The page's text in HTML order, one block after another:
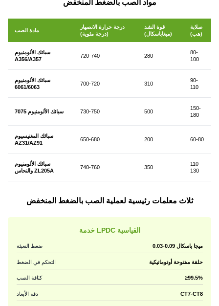
مواد الصب بالضغط المنخفض
مادة الصب
درجة حرارة الانصهار
(درجة مئوية)
قوة الشد
(ميغاباسكال)
صلابة
(هب)
سبائك الألومنيوم
A356/A357
720-740 280
80-
100
سبائك الألومنيوم
6061/6063
700-720 310
90-
110
سبائك الألومنيوم 7075 730-750 500
150-
180
سبائك المغنيسيوم
AZ31/AZ91
650-680 200 60-80
سبائك الألومنيوم
والنحاس ZL205A
740-760 350
110-
130
ثلاث معلمات رئيسية لعملية الصب بالضغط المنخفض
خدمة LPDC القياسية
ضغط التعبئة 0.03-0.09 ميجا باسكال
التحكم في الضغط حلقة مفتوحة أوتوماتيكية
كثافة الصب ≥99.5%
دقة الأبعاد CT7-CT8